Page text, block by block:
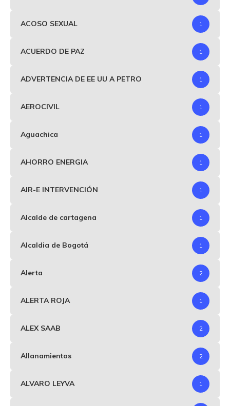
ACOSO SEXUAL 1
ACUERDO DE PAZ 1
ADVERTENCIA DE EE UU A PETRO 1
AEROCIVIL 1
Aguachica 1
AHORRO ENERGIA 1
AIR-E INTERVENCIÓN 1
Alcalde de cartagena 1
Alcaldia de Bogotá 1
Alerta 2
ALERTA ROJA 1
ALEX SAAB 2
Allanamientos 2
ALVARO LEYVA 1